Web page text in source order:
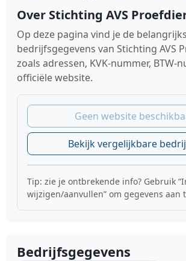
Over Stichting AVS
Op deze pagina vind je de
bedrijfsgegevens van Stichting AVS
zoals adressen, KVK-nummer, BTW-
officiële website.
Geen website
Bekijk vergelijkbare
Tip: zie je ontbrekende info? Gebruik
wijzigen/aanvullen” om gegevens aan
Bedrijfsgegevens